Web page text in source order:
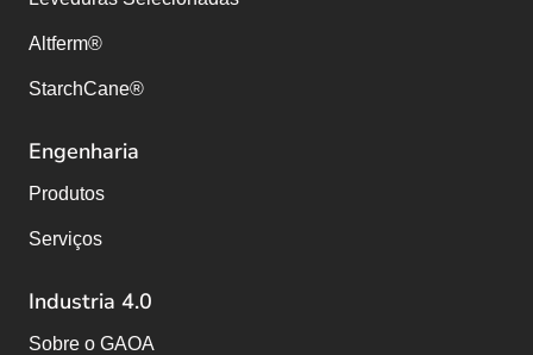
Altferm®
StarchCane®
Engenharia
Produtos
Serviços
Industria 4.0
Sobre o GAOA